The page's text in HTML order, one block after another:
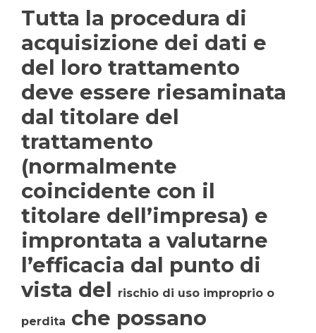
Tutta la procedura di
acquisizione dei dati e
del loro trattamento
deve essere riesaminata
dal titolare del
trattamento
(normalmente
coincidente con il
titolare dell’impresa) e
improntata a valutarne
l’efficacia dal punto di
vista del rischio di uso improprio o
perdita che possano